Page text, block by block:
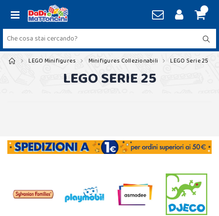
LEGO Minifigures Minifigures Collezionabili LEGO Serie 25
LEGO SERIE 25